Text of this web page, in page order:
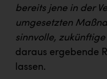
bereits jene in der
umgesetzten
sinnvolle,
daraus ergebende
lassen.